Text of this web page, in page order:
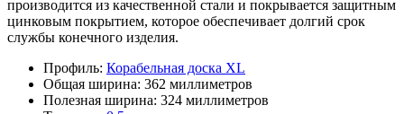
производится из качественной стали и покрывается защитным
цинковым покрытием, которое обеспечивает долгий срок
службы конечного изделия.
Профиль: Корабельная доска XL
Общая ширина: 362 миллиметров
Полезная ширина: 324 миллиметров